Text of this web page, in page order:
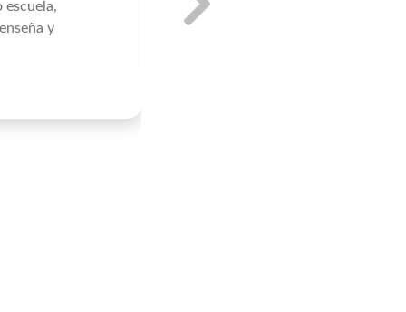
escuela,
y